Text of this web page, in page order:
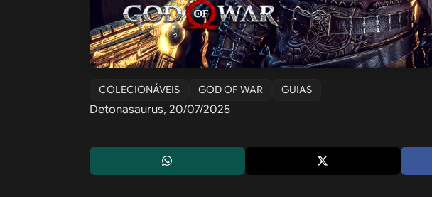
COLECIONÁVEIS GOD OF WAR GUIAS
Detonasaurus, 20/07/2025